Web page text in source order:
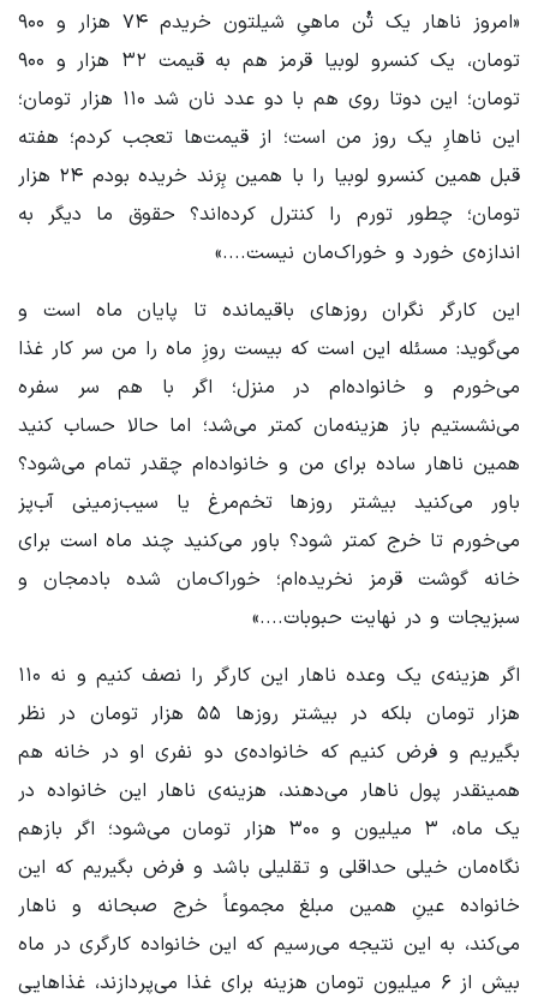
«امروز ناهار یک تُن ماهیِ شیلتون خریدم ۷۴ هزار و ۹۰۰
تومان، یک کنسرو لوبیا قرمز هم به قیمت ۳۲ هزار و ۹۰۰
تومان؛ این دوتا روی هم با دو عدد نان شد ۱۱۰ هزار تومان؛
این ناهارِ یک روز من است؛ از قیمت‌ها تعجب کردم؛ هفته
قبل همین کنسرو لوبیا را با همین بِرَند خریده بودم ۲۴ هزار
تومان؛ چطور تورم را کنترل کرده‌اند؟ حقوق ما دیگر به
اندازه‌ی خورد و خوراک‌مان نیست....»
این کارگر نگران روزهای باقیمانده تا پایان ماه است و
می‌گوید: مسئله این است که بیست روزِ ماه را من سر کار غذا
می‌خورم و خانواده‌ام در منزل؛ اگر با هم سر سفره
می‌نشستیم باز هزینه‌مان کمتر می‌شد؛ اما حالا حساب کنید
همین ناهار ساده برای من و خانواده‌ام چقدر تمام می‌شود؟
باور می‌کنید بیشتر روزها تخم‌مرغ یا سیب‌زمینی آب‌پز
می‌خورم تا خرج کمتر شود؟ باور می‌کنید چند ماه است برای
خانه گوشت قرمز نخریده‌ام؛ خوراک‌مان شده بادمجان و
سبزیجات و در نهایت حبوبات....»
اگر هزینه‌ی یک وعده ناهار این کارگر را نصف کنیم و نه ۱۱۰
هزار تومان بلکه در بیشتر روزها ۵۵ هزار تومان در نظر
بگیریم و فرض کنیم که خانواده‌ی دو نفری او در خانه هم
همینقدر پول ناهار می‌دهند، هزینه‌ی ناهار این خانواده در
یک ماه، ۳ میلیون و ۳۰۰ هزار تومان می‌شود؛ اگر بازهم
نگاه‌مان خیلی حداقلی و تقلیلی باشد و فرض بگیریم که این
خانواده عینِ همین مبلغ مجموعاً خرج صبحانه و ناهار
می‌کند، به این نتیجه می‌رسیم که این خانواده کارگری در ماه
بیش از ۶ میلیون تومان هزینه برای غذا می‌پردازند، غذاهایی